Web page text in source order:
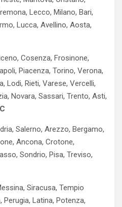
Lecco, Milano, Bari,
Lucca, Avellino, Aosta,
Cosenza, Frosinone,
Piacenza, Torino, Verona,
Lodi, Rieti, Varese, Vercelli,
Novara, Sassari, Trento, Asti,
Salerno, Arezzo, Bergamo,
Ancona, Crotone,
Sondrio, Pisa, Treviso,
Siracusa, Tempio
Perugia, Latina, Potenza,